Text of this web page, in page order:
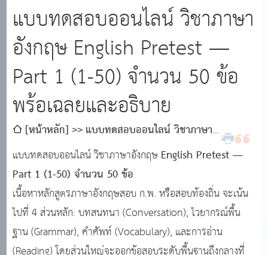
แบบทดสอบออนไลน์ วิชาภาษา
อังกฤษ English Pretest —
Part 1 (1-50) จำนวน 50 ข้อ
พร้อเฉลยและอธิบาย
[หน้าหลัก]
แบบทดสอบออนไลน์ วิชาภาษา
อังกฤษ English Pretest — Part 1 (1-50) จำนวน 50 ข้อ
พร้อเฉลยและอธิบาย
แบบทดสอบออนไลน์ วิชาภาษาอังกฤษEnglish Pretest —
Part 1 (1-50) จำนวน 50 ข้อ
เนื้อหาหลักสูตรภาษาอังกฤษสอบ ก.พ. หรือสอบท้องถิ่น จะเน้น
ไปที่ 4 ส่วนหลัก: บทสนทนา (Conversation), ไวยากรณ์พื้น
ฐาน (Grammar), คำศัพท์ (Vocabulary), และการอ่าน